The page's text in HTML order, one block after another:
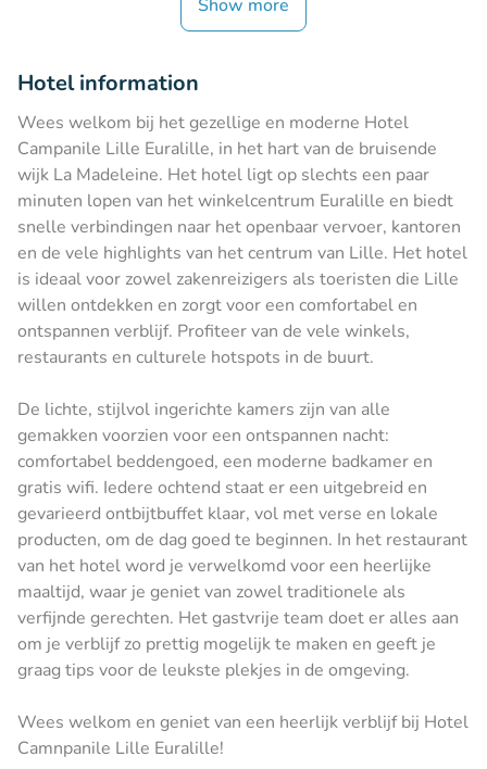
Show more
Hotel information
Wees welkom bij het gezellige en moderne Hotel
Campanile Lille Euralille, in het hart van de bruisende
wijk La Madeleine. Het hotel ligt op slechts een paar
minuten lopen van het winkelcentrum Euralille en biedt
snelle verbindingen naar het openbaar vervoer, kantoren
en de vele highlights van het centrum van Lille. Het hotel
is ideaal voor zowel zakenreizigers als toeristen die Lille
willen ontdekken en zorgt voor een comfortabel en
ontspannen verblijf. Profiteer van de vele winkels,
restaurants en culturele hotspots in de buurt.
De lichte, stijlvol ingerichte kamers zijn van alle
gemakken voorzien voor een ontspannen nacht:
comfortabel beddengoed, een moderne badkamer en
gratis wifi. Iedere ochtend staat er een uitgebreid en
gevarieerd ontbijtbuffet klaar, vol met verse en lokale
producten, om de dag goed te beginnen. In het restaurant
van het hotel word je verwelkomd voor een heerlijke
maaltijd, waar je geniet van zowel traditionele als
verfijnde gerechten. Het gastvrije team doet er alles aan
om je verblijf zo prettig mogelijk te maken en geeft je
graag tips voor de leukste plekjes in de omgeving.
Wees welkom en geniet van een heerlijk verblijf bij Hotel
Camnpanile Lille Euralille!